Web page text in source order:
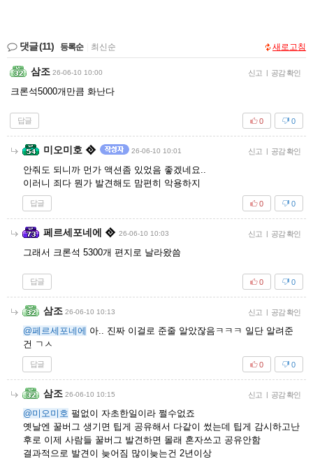
댓글(11) 등록순 최신순 새로고침
삼조 26-06-10 10:00 신고 | 공감 확인
크론석5000개만큼 화난다
답글 0
0
미오미호 26-06-10 10:01 신고 | 공감 확인
안줘도 되니까 먼가 액션좀 있었음 좋겠네요..
이러니 죄다 뭔가 발견해도 맘편히 악용하지
답글 0
0
페르세포네에 26-06-10 10:03 신고 | 공감 확인
그래서 크론석 5300개 편지로 날라왔씀
답글 0
0
삼조 26-06-10 10:13 신고 | 공감 확인
@페르세포네에 아.. 진짜 이걸로 준줄 알았잖음ㅋㅋㅋ 일단 알려준
건 ㄱㅅ
답글 0
0
삼조 26-06-10 10:15 신고 | 공감 확인
@미오미호 펄없이 자초한일이라 쩔수없죠
옛날엔 꿀버그 생기면 팁게 공유해서 다같이 썼는데 팁게 감시하고난
후로 이제 사람들 꿀버그 발견하면 몰래 혼자쓰고 공유안함
결과적으로 발견이 늦어짐 많이늦는건 2년이상